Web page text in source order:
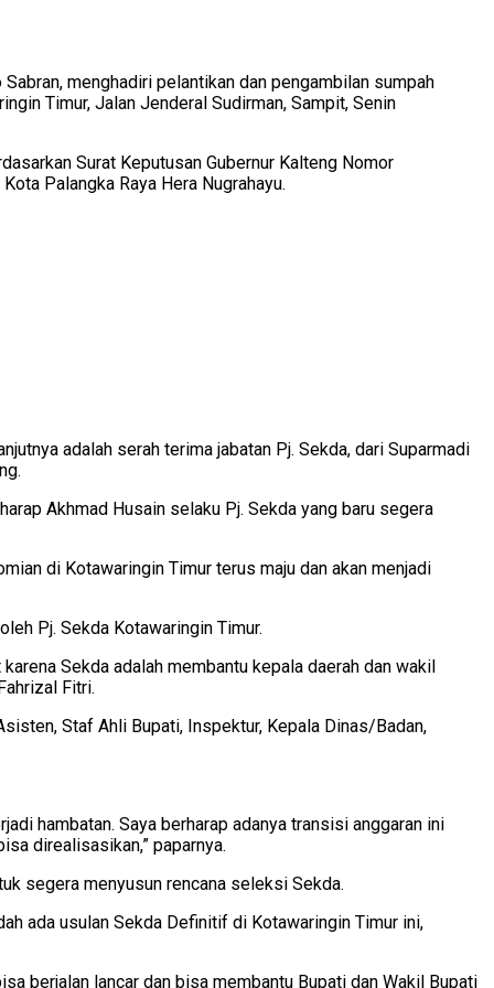
menghadiri pelantikan dan pengambilan sumpah
Timur, Jalan Jenderal Sudirman, Sampit, Senin
Surat Keputusan Gubernur Kalteng Nomor
Palangka Raya Hera Nugrahayu.
adalah serah terima jabatan Pj. Sekda, dari Suparmadi
Akhmad Husain selaku Pj. Sekda yang baru segera
di Kotawaringin Timur terus maju dan akan menjadi
Pj. Sekda Kotawaringin Timur.
Sekda adalah membantu kepala daerah dan wakil
Fitri.
Staf Ahli Bupati, Inspektur, Kepala Dinas/Badan,
hambatan. Saya berharap adanya transisi anggaran ini
direalisasikan,” paparnya.
segera menyusun rencana seleksi Sekda.
ada usulan Sekda Definitif di Kotawaringin Timur ini,
berjalan lancar dan bisa membantu Bupati dan Wakil Bupati